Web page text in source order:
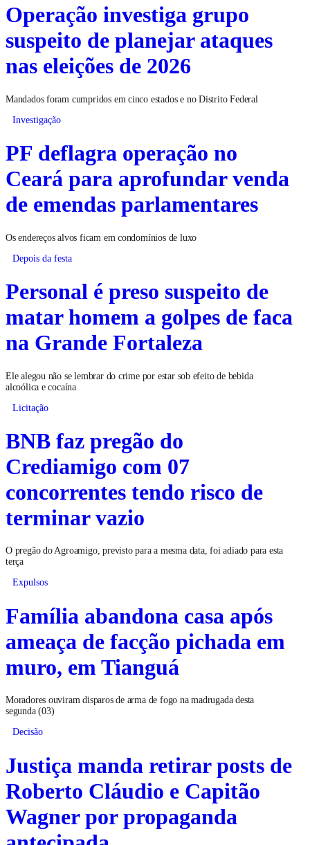
Operação investiga grupo
suspeito de planejar ataques
nas eleições de 2026
Mandados foram cumpridos em cinco estados e no Distrito Federal
Investigação
PF deflagra operação no
Ceará para aprofundar venda
de emendas parlamentares
Os endereços alvos ficam em condomínios de luxo
Depois da festa
Personal é preso suspeito de
matar homem a golpes de faca
na Grande Fortaleza
Ele alegou não se lembrar do crime por estar sob efeito de bebida
alcoólica e cocaína
Licitação
BNB faz pregão do
Crediamigo com 07
concorrentes tendo risco de
terminar vazio
O pregão do Agroamigo, previsto para a mesma data, foi adiado para esta
terça
Expulsos
Família abandona casa após
ameaça de facção pichada em
muro, em Tianguá
Moradores ouviram disparos de arma de fogo na madrugada desta
segunda (03)
Decisão
Justiça manda retirar posts de
Roberto Cláudio e Capitão
Wagner por propaganda